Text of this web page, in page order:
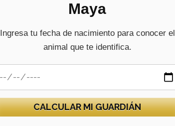
Maya
Ingresa tu fecha de nacimiento para conocer el
animal que te identifica.
CALCULAR MI GUARDIÁN